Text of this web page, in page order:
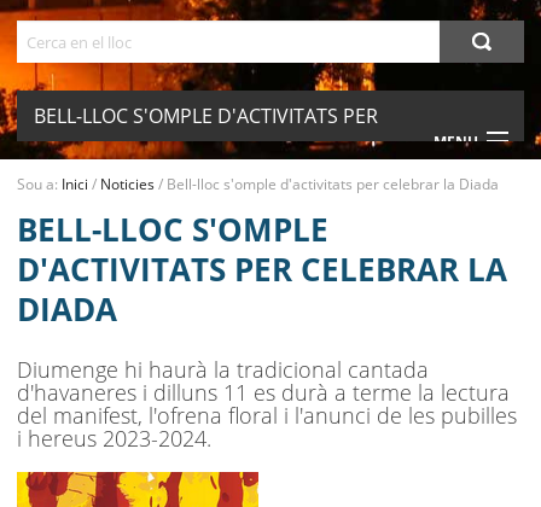
BELL-LLOC S'OMPLE D'ACTIVITATS PER
CELEBRAR LA DIADA
MENU
AJUNTAMENT
MUNICIPI
SEU ELECTRÒNICA
BELL-LLOC SOLUCIONA
Sou a: Inici / Noticies/ Bell-lloc s'omple d'activitats per celebrar la Diada
BELL-LLOC S'OMPLE
D'ACTIVITATS PER CELEBRAR LA
DIADA
Diumenge hi haurà la tradicional cantada
d'havaneres i dilluns 11 es durà a terme la lectura
del manifest, l'ofrena floral i l'anunci de les pubilles
i hereus 2023-2024.